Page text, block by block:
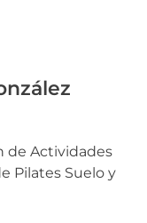
de Actividades
Pilates Suelo y